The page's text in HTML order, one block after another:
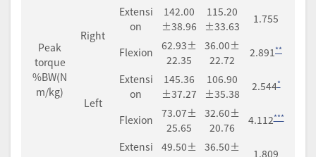
Peak
torque
%BW(N
m/kg)
Right
Extensi
on
142.00
±38.96
115.20
±33.63
1.755
Flexion
62.93±
22.35
36.00±
22.72
2.891 **
Left
Extensi
on
145.36
±37.27
106.90
±35.38
2.544*
Flexion
73.07±
25.65
32.60±
20.76
4.112***
Extensi
49.50±
36.50±
1.809